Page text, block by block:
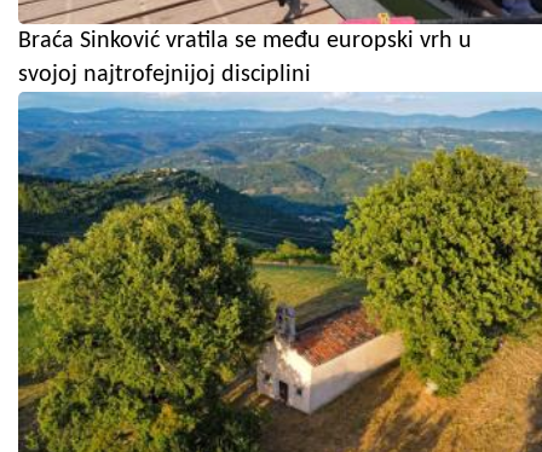
Braća Sinković vratila se među europski vrh u
svojoj najtrofejnijoj disciplini